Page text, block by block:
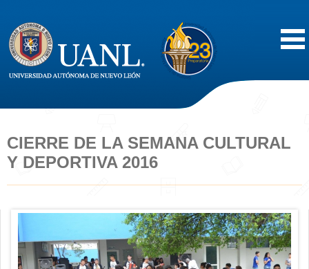
Acerca de
Servicios
CIERRE DE LA SEMANA CULTURAL
Y DEPORTIVA 2016